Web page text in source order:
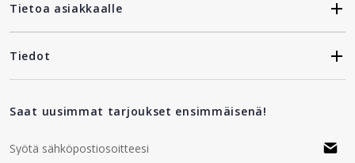
Tietoa asiakkaalle
Tiedot
Saat uusimmat tarjoukset ensimmäisenä!